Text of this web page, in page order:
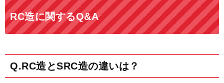
RC造に関するQ&A
Q.RC造とSRC造の違いは？